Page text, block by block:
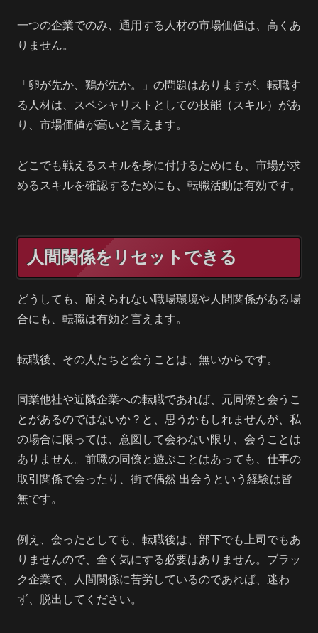
一つの企業でのみ、通用する人材の市場価値は、高くあ
りません。
「卵が先か、鶏が先か。」の問題はありますが、転職す
る人材は、スペシャリストとしての技能（スキル）があ
り、市場価値が高いと言えます。
どこでも戦えるスキルを身に付けるためにも、市場が求
めるスキルを確認するためにも、転職活動は有効です。
人間関係をリセットできる
どうしても、耐えられない職場環境や人間関係がある場
合にも、転職は有効と言えます。
転職後、その人たちと会うことは、無いからです。
同業他社や近隣企業への転職であれば、元同僚と会うこ
とがあるのではないか？と、思うかもしれませんが、私
の場合に限っては、意図して会わない限り、会うことは
ありません。前職の同僚と遊ぶことはあっても、仕事の
取引関係で会ったり、街で偶然 出会うという経験は皆
無です。
例え、会ったとしても、転職後は、部下でも上司でもあ
りませんので、全く気にする必要はありません。ブラッ
ク企業で、人間関係に苦労しているのであれば、迷わ
ず、脱出してください。